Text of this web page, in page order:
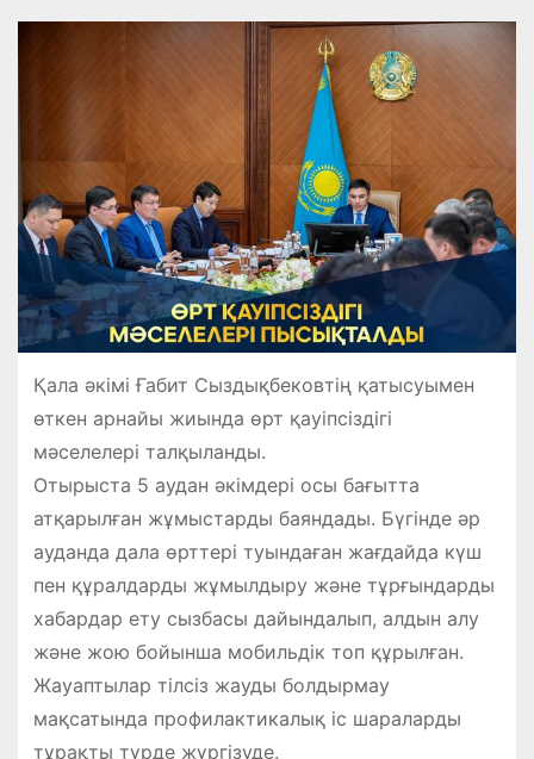
Қала әкімі Ғабит Сыздықбековтің қатысуымен
өткен арнайы жиында өрт қауіпсіздігі
мәселелері талқыланды.
Отырыста 5 аудан әкімдері осы бағытта
атқарылған жұмыстарды баяндады. Бүгінде әр
ауданда дала өрттері туындаған жағдайда күш
пен құралдарды жұмылдыру және тұрғындарды
хабардар ету сызбасы дайындалып, алдын алу
және жою бойынша мобильдік топ құрылған.
Жауаптылар тілсіз жауды болдырмау
мақсатында профилактикалық іс шараларды
тұрақты түрде жүргізуде.